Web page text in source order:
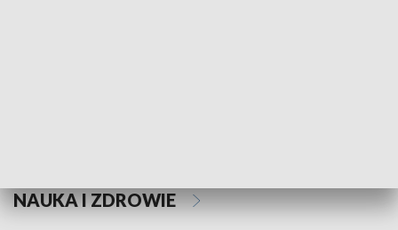
NAUKA I ZDROWIE